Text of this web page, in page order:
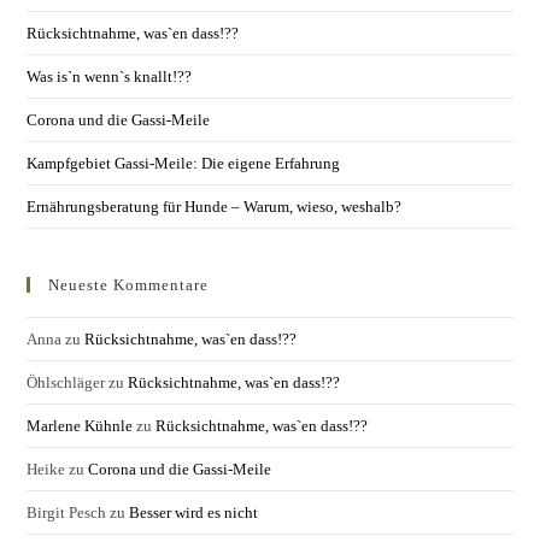
Rücksichtnahme, was`en dass!??
Was is`n wenn`s knallt!??
Corona und die Gassi-Meile
Kampfgebiet Gassi-Meile: Die eigene Erfahrung
Ernährungsberatung für Hunde – Warum, wieso, weshalb?
Neueste Kommentare
Anna zuRücksichtnahme, was`en dass!??
ÖhlschlägerzuRücksichtnahme, was`en dass!??
Marlene Kühnle zuRücksichtnahme, was`en dass!??
Heike zuCorona und die Gassi-Meile
Birgit Pesch zuBesser wird es nicht